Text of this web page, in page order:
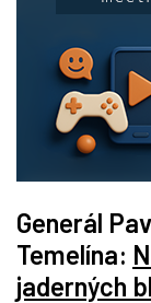
Generál
Temelína:
jaderných